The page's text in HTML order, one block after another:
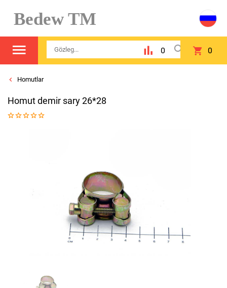
Bedew TM
0 0
Homutlar
Homut demir sary 26*28